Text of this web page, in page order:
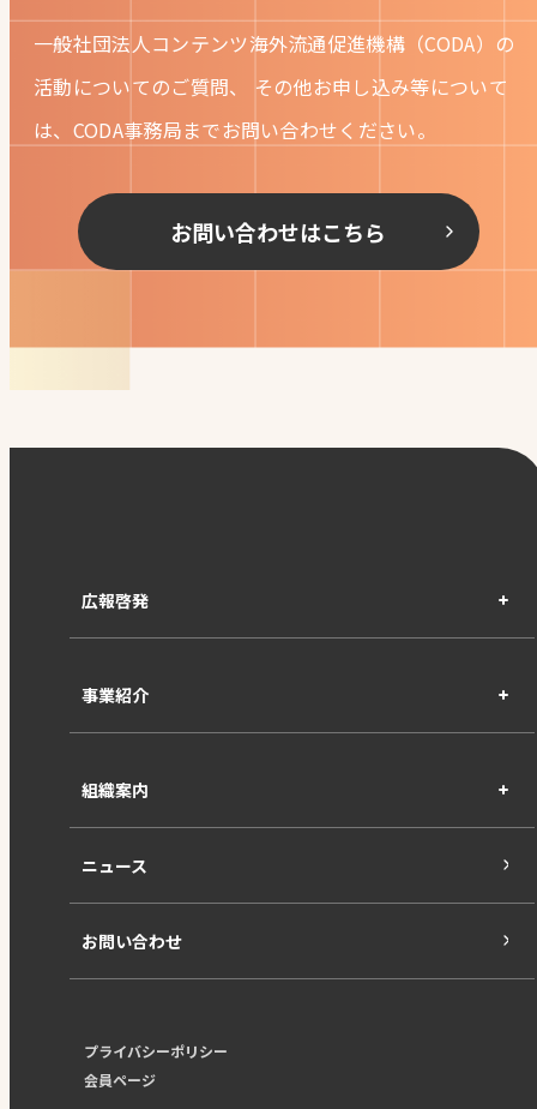
一般社団法人コンテンツ海外流通促進機構（CODA）の
活動についてのご質問、
その他お申し込み等について
は、CODA事務局までお問い合わせください。
お問い合わせはこちら
広報啓発
事業紹介
組織案内
ニュース
お問い合わせ
プライバシーポリシー
会員ページ